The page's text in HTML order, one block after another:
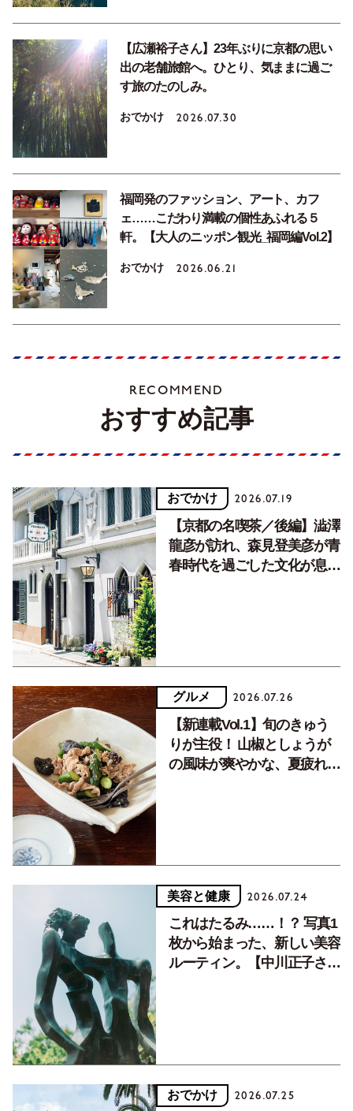
【広瀬裕子さん】23年ぶりに京都の思い
出の老舗旅館へ。ひとり、気ままに過ご
す旅のたのしみ。
おでかけ 2026.07.30
福岡発のファッション、アート、カフ
ェ……こだわり満載の個性あふれる５
軒。【大人のニッポン観光_福岡編Vol.2】
おでかけ 2026.06.21
RECOMMEND
おすすめ記事
おでかけ 2026.07.19
【京都の名喫茶／後編】澁澤
龍彦が訪れ、森見登美彦が青
春時代を過ごした文化が息づ
グルメ 2026.07.26
【新連載Vol.1】旬のきゅう
りが主役！ 山椒としょうが
の風味が爽やかな、夏疲れを
美容と健康 2026.07.24
これはたるみ……！？ 写真1
枚から始まった、新しい美容
ルーティン。【中川正子さん
おでかけ 2026.07.25